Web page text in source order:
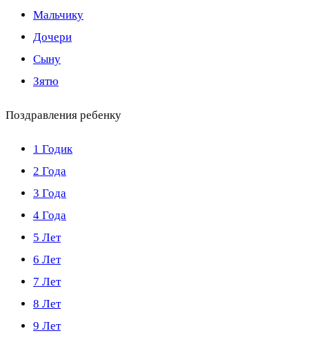
Мальчику
Дочери
Сыну
Зятю
Поздравления ребенку
1 Годик
2 Года
3 Года
4 Года
5 Лет
6 Лет
7 Лет
8 Лет
9 Лет